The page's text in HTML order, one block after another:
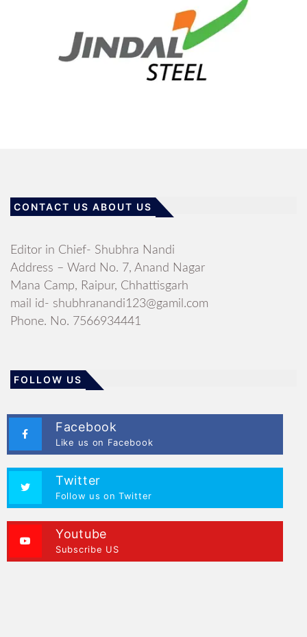
CONTACT US ABOUT US
Editor in Chief- Shubhra Nandi
Address – Ward No. 7, Anand Nagar
Mana Camp, Raipur, Chhattisgarh
mail id- shubhranandi123@gamil.com
Phone. No. 7566934441
FOLLOW US
Facebook
Like us on Facebook
Twitter
Follow us on Twitter
Youtube
Subscribe US